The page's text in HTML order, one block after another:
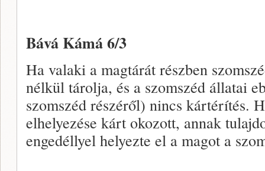
Bává Kámá 6/3
Ha valaki a magtárát részben
nélkül tárolja, és a szomszéd állatai
szomszéd részéről) nincs kártérítés.
elhelyezése kárt okozott, annak
engedéllyel helyezte el a magot a